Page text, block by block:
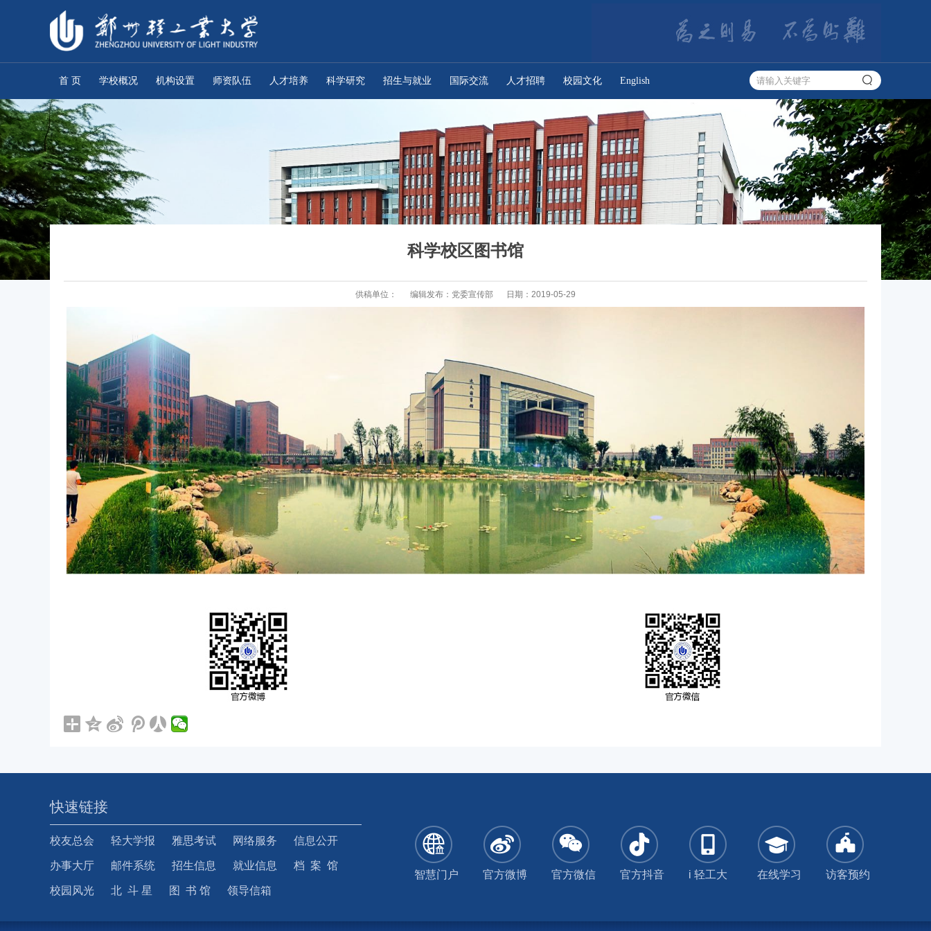
首 页 学校概况 机构设置 师资队伍 人才培养 科学研究 招生与就业 国际交流 人才招聘 校园文化 English
科学校区图书馆
供稿单位： 编辑发布：党委宣传部 日期：2019-05-29
快速链接
校友总会 轻大学报 雅思考试 网络服务 信息公开
办事大厅 邮件系统 招生信息 就业信息 档 案 馆
校园风光 北 斗 星 图 书 馆 领导信箱
智慧门户 官方微博 官方微信 官方抖音 i 轻工大 在线学习 访客预约